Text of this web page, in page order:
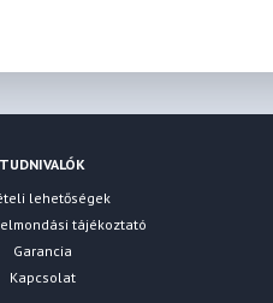
TUDNIVALÓK
lehetőségek
tájékoztató
Garancia
Kapcsolat